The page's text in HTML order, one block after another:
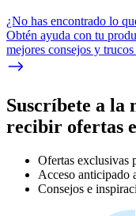
¿No has encontrado lo
Obtén ayuda con tu
mejores consejos y
Suscríbete a la
recibir ofertas
Ofertas exclusivas
Acceso anticipado
Consejos e